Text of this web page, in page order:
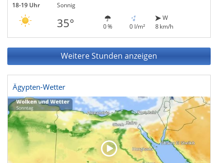
18-19 Uhr Sonnig
35° 0 % 0 l/m²
W
8 km/h
Weitere Stunden anzeigen
Ägypten-Wetter